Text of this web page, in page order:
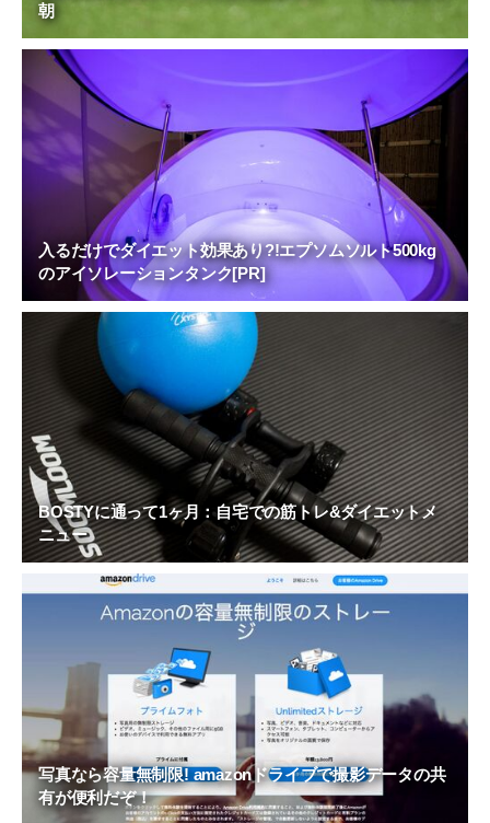
朝
入るだけでダイエット効果あり?!エプソムソルト500kg
のアイソレーションタンク[PR]
BOSTYに通って1ヶ月：自宅での筋トレ&ダイエットメ
ニュー
写真なら容量無制限! amazonドライブで撮影データの共
有が便利だぞ！